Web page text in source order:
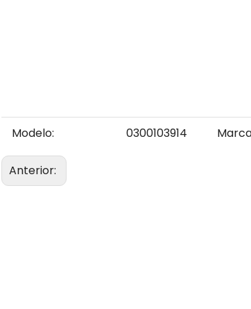
Modelo: 0300103914
Anterior: